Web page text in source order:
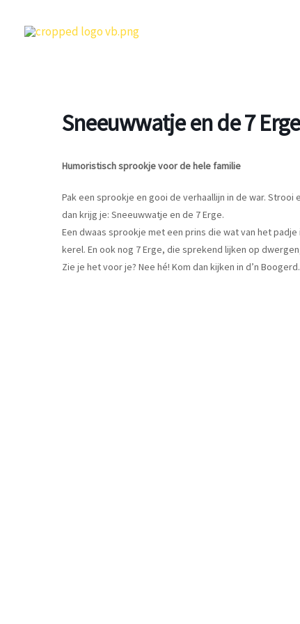
Sneeuwwatje en de 7 Erge
Humoristisch sprookje voor de hele familie
Pak een sprookje en gooi de verhaallijn in de war.
dan krijg je: Sneeuwwatje en de 7 Erge.
Een dwaas sprookje met een prins die wat van het
kerel. En ook nog 7 Erge, die sprekend lijken op
Zie je het voor je? Nee hé! Kom dan kijken in d’n